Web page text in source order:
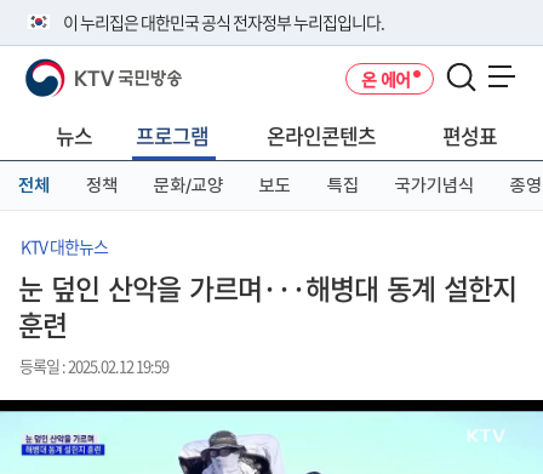
이 누리집은 대한민국 공식 전자정부 누리집입니다.
공식 누리집 주소 확인하기
니다.
이밖에 or.kr 또는 .kr등 다른 도메인 주소를 사용하고 있다면 아래 URL에
서 도메인 주소를 확인해 보세요
KTV 국민방송 온 에어
뉴스 프로그램 온라인콘텐츠 편성표
전체 정책 문화/교양 보도 특집 국가기념식 종영
KTV 대한뉴스
눈 덮인 산악을 가르며···해병대 동계 설한지
훈련
등록일 : 2025.02.12 19:59